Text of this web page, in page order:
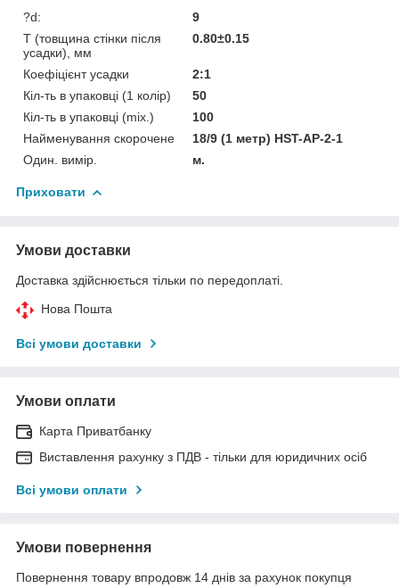
?d:
9
T (товщина стінки після
усадки), мм
0.80±0.15
Коефіцієнт усадки
2:1
Кіл-ть в упаковці (1 колір)
50
Кіл-ть в упаковці (mix.)
100
Найменування скорочене
18/9 (1 метр) HST-AP-2-1
Один. вимір.
м.
Приховати
Умови доставки
Доставка здійснюється тільки по передоплаті.
Нова Пошта
Всі умови доставки
Умови оплати
Карта Приватбанку
Виставлення рахунку з ПДВ - тільки для юридичних осіб
Всі умови оплати
Умови повернення
Повернення товару впродовж 14 днів за рахунок покупця